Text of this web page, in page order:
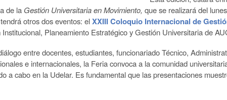
de la Gestión Universitaria en Movimiento, que se realizará del
otros dos eventos: elXXIII Coloquio Internacional de
Planeamiento Estratégico y Gestión Universitaria de
entre docentes, estudiantes, funcionariado Técnico,
e internacionales, la Feria convoca a la comunidad
a cabo en la Udelar. Es fundamental que las presentaciones